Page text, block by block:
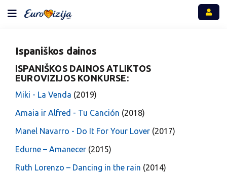
Ispaniškos dainos
ISPANIŠKOS DAINOS ATLIKTOS
EUROVIZIJOS KONKURSE:
Miki - La Venda (2019)
Amaia ir Alfred - Tu Canción (2018)
Manel Navarro - Do It For Your Lover (2017)
Edurne – Amanecer (2015)
Ruth Lorenzo – Dancing in the rain (2014)